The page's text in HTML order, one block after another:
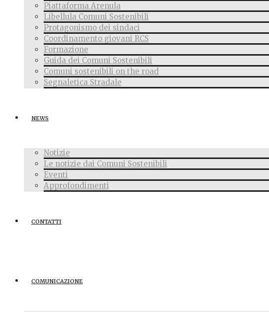
Piattaforma Arenula
Libellula Comuni Sostenibili
Protagonismo dei sindaci
Coordinamento giovani RCS
Formazione
Guida dei Comuni Sostenibili
Comuni sostenibili on the road
Segnaletica Stradale
NEWS
Notizie
Le notizie dai Comuni Sostenibili
Eventi
Approfondimenti
CONTATTI
COMUNICAZIONE